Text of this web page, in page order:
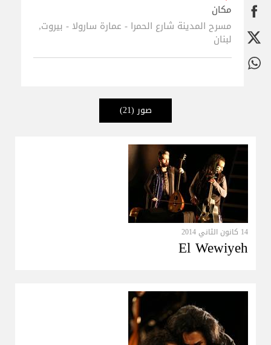
مكان
مسرح المدينة شارع الحمرا - عمارة سارولا - بيروت,
لبنان
صور(21)
14 كانون الثاني 2014
El Wewiyeh